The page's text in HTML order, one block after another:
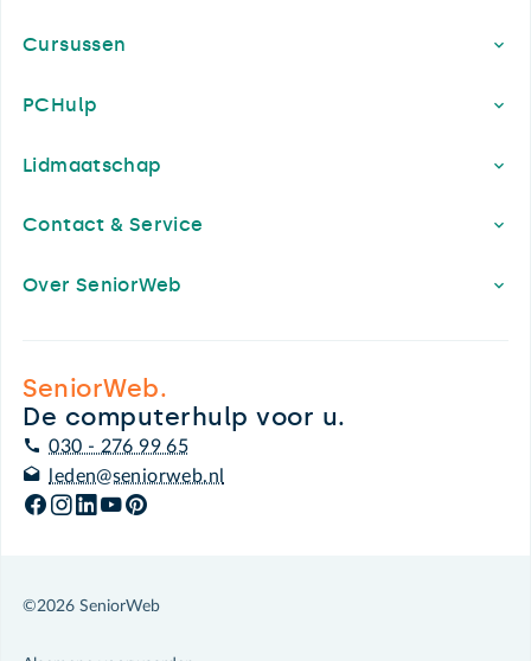
Cursussen
PCHulp
Lidmaatschap
Contact & Service
Over SeniorWeb
SeniorWeb.
De computerhulp voor u.
030 - 276 99 65
leden@seniorweb.nl
©2026 SeniorWeb